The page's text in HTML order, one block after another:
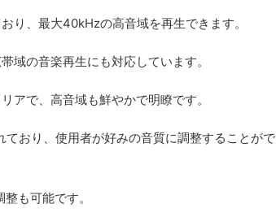
り、最大40kHzの高音域を再生できます。
域の音楽再生にも対応しています。
アで、高音域も鮮やかで明瞭です。
ており、使用者が好みの音質に調整することがで
も可能です。